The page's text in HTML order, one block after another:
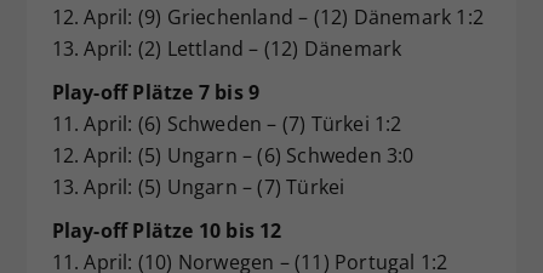
12. April: (9) Griechenland – (12) Dänemark 1:2
13. April: (2) Lettland – (12) Dänemark
Play-off Plätze 7 bis 9
11. April: (6) Schweden – (7) Türkei 1:2
12. April: (5) Ungarn – (6) Schweden 3:0
13. April: (5) Ungarn – (7) Türkei
Play-off Plätze 10 bis 12
11. April: (10) Norwegen – (11) Portugal 1:2